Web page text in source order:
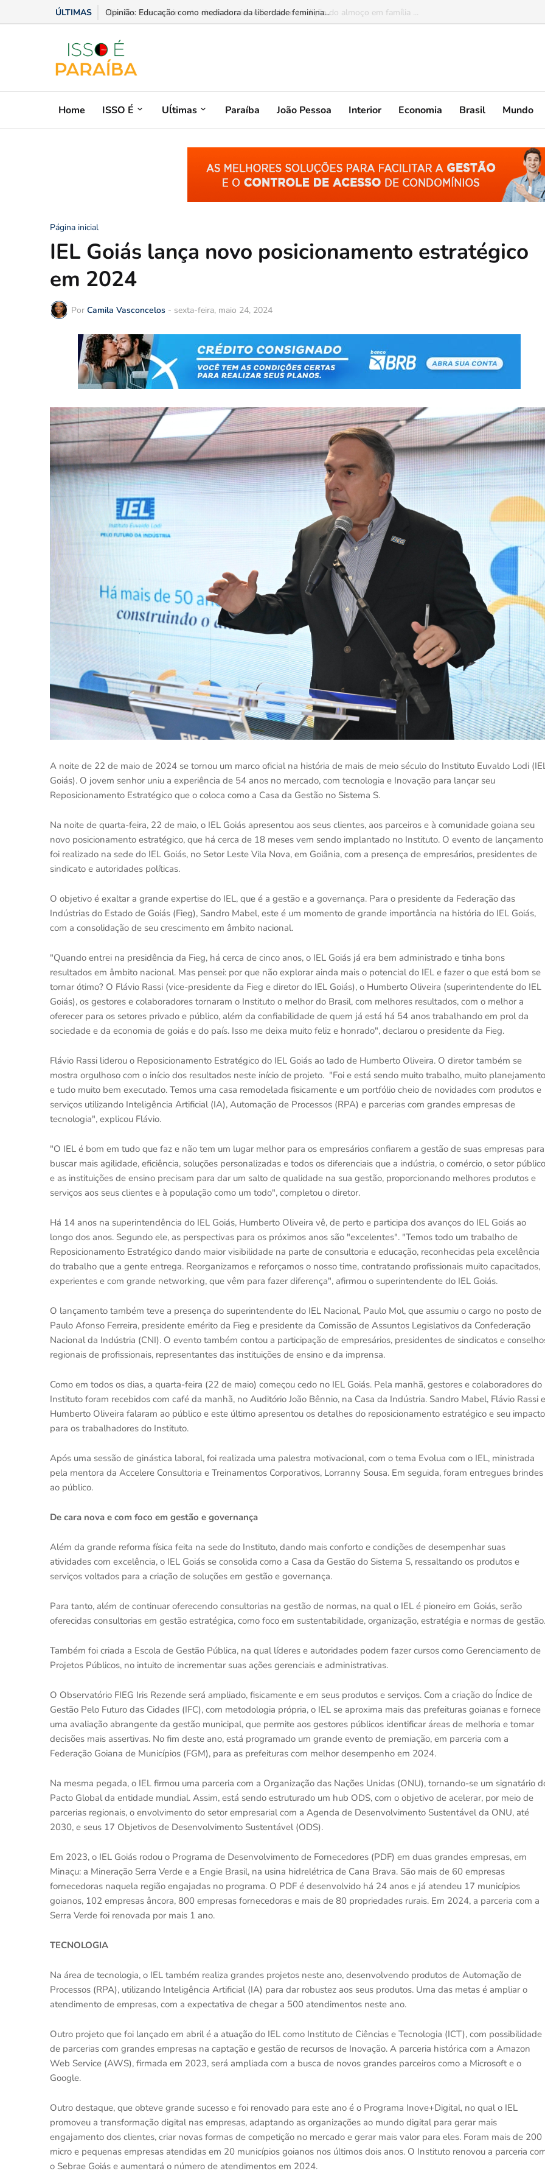
ÚLTIMAS Opinião: Educação como mediadora da liberdade feminina...
Home ISSO É Uĺtimas Paraíba João Pessoa Interior Economia Brasil Mundo
Página inicial
IEL Goiás lança novo posicionamento estratégico
em 2024
Por Camila Vasconcelos - sexta-feira, maio 24, 2024
A noite de 22 de maio de 2024 se tornou um marco oficial na história de mais de meio século do Instituto Euvaldo Lodi
Goiás). O jovem senhor uniu a experiência de 54 anos no mercado, com tecnologia e Inovação para lançar seu
Reposicionamento Estratégico que o coloca como a Casa da Gestão no Sistema S.
Na noite de quarta-feira, 22 de maio, o IEL Goiás apresentou aos seus clientes, aos parceiros e à comunidade goiana seu
novo posicionamento estratégico, que há cerca de 18 meses vem sendo implantado no Instituto. O evento de lançamento
foi realizado na sede do IEL Goiás, no Setor Leste Vila Nova, em Goiânia, com a presença de empresários, presidentes de
sindicato e autoridades políticas.
O objetivo é exaltar a grande expertise do IEL, que é a gestão e a governança. Para o presidente da Federação das
Indústrias do Estado de Goiás (Fieg), Sandro Mabel, este é um momento de grande importância na história do IEL Goiás,
com a consolidação de seu crescimento em âmbito nacional.
"Quando entrei na presidência da Fieg, há cerca de cinco anos, o IEL Goiás já era bem administrado e tinha bons
resultados em âmbito nacional. Mas pensei: por que não explorar ainda mais o potencial do IEL e fazer o que está bom se
tornar ótimo? O Flávio Rassi (vice-presidente da Fieg e diretor do IEL Goiás), o Humberto Oliveira (superintendente do IEL
Goiás), os gestores e colaboradores tornaram o Instituto o melhor do Brasil, com melhores resultados, com o melhor a
oferecer para os setores privado e público, além da confiabilidade de quem já está há 54 anos trabalhando em prol da
sociedade e da economia de goiás e do país. Isso me deixa muito feliz e honrado", declarou o presidente da Fieg.
Flávio Rassi liderou o Reposicionamento Estratégico do IEL Goiás ao lado de Humberto Oliveira. O diretor também se
mostra orgulhoso com o início dos resultados neste início de projeto. "Foi e está sendo muito trabalho, muito planejamento
e tudo muito bem executado. Temos uma casa remodelada fisicamente e um portfólio cheio de novidades com produtos e
serviços utilizando Inteligência Artificial (IA), Automação de Processos (RPA) e parcerias com grandes empresas de
tecnologia", explicou Flávio.
"O IEL é bom em tudo que faz e não tem um lugar melhor para os empresários confiarem a gestão de suas empresas para
buscar mais agilidade, eficiência, soluções personalizadas e todos os diferenciais que a indústria, o comércio, o setor público
e as instituições de ensino precisam para dar um salto de qualidade na sua gestão, proporcionando melhores produtos e
serviços aos seus clientes e à população como um todo", completou o diretor.
Há 14 anos na superintendência do IEL Goiás, Humberto Oliveira vê, de perto e participa dos avanços do IEL Goiás ao
longo dos anos. Segundo ele, as perspectivas para os próximos anos são "excelentes". "Temos todo um trabalho de
Reposicionamento Estratégico dando maior visibilidade na parte de consultoria e educação, reconhecidas pela excelência
do trabalho que a gente entrega. Reorganizamos e reforçamos o nosso time, contratando profissionais muito capacitados,
experientes e com grande networking, que vêm para fazer diferença", afirmou o superintendente do IEL Goiás.
O lançamento também teve a presença do superintendente do IEL Nacional, Paulo Mol, que assumiu o cargo no posto de
Paulo Afonso Ferreira, presidente emérito da Fieg e presidente da Comissão de Assuntos Legislativos da Confederação
Nacional da Indústria (CNI). O evento também contou a participação de empresários, presidentes de sindicatos e
regionais de profissionais, representantes das instituições de ensino e da imprensa.
Como em todos os dias, a quarta-feira (22 de maio) começou cedo no IEL Goiás. Pela manhã, gestores e colaboradores do
Instituto foram recebidos com café da manhã, no Auditório João Bênnio, na Casa da Indústria. Sandro Mabel, Flávio Rassi e
Humberto Oliveira falaram ao público e este último apresentou os detalhes do reposicionamento estratégico e seu impacto
para os trabalhadores do Instituto.
Após uma sessão de ginástica laboral, foi realizada uma palestra motivacional, com o tema Evolua com o IEL, ministrada
pela mentora da Accelere Consultoria e Treinamentos Corporativos, Lorranny Sousa. Em seguida, foram entregues brindes
ao público.
De cara nova e com foco em gestão e governança
Além da grande reforma física feita na sede do Instituto, dando mais conforto e condições de desempenhar suas
atividades com excelência, o IEL Goiás se consolida como a Casa da Gestão do Sistema S, ressaltando os produtos e
serviços voltados para a criação de soluções em gestão e governança.
Para tanto, além de continuar oferecendo consultorias na gestão de normas, na qual o IEL é pioneiro em Goiás, serão
oferecidas consultorias em gestão estratégica, como foco em sustentabilidade, organização, estratégia e normas de gestão.
Também foi criada a Escola de Gestão Pública, na qual líderes e autoridades podem fazer cursos como Gerenciamento de
Projetos Públicos, no intuito de incrementar suas ações gerenciais e administrativas.
O Observatório FIEG Iris Rezende será ampliado, fisicamente e em seus produtos e serviços. Com a criação do Índice de
Gestão Pelo Futuro das Cidades (IFC), com metodologia própria, o IEL se aproxima mais das prefeituras goianas e fornece
uma avaliação abrangente da gestão municipal, que permite aos gestores públicos identificar áreas de melhoria e tomar
decisões mais assertivas. No fim deste ano, está programado um grande evento de premiação, em parceria com a
Federação Goiana de Municípios (FGM), para as prefeituras com melhor desempenho em 2024.
Na mesma pegada, o IEL firmou uma parceria com a Organização das Nações Unidas (ONU), tornando-se um signatário
Pacto Global da entidade mundial. Assim, está sendo estruturado um hub ODS, com o objetivo de acelerar, por meio de
parcerias regionais, o envolvimento do setor empresarial com a Agenda de Desenvolvimento Sustentável da ONU, até
2030, e seus 17 Objetivos de Desenvolvimento Sustentável (ODS).
Em 2023, o IEL Goiás rodou o Programa de Desenvolvimento de Fornecedores (PDF) em duas grandes empresas, em
Minaçu: a Mineração Serra Verde e a Engie Brasil, na usina hidrelétrica de Cana Brava. São mais de 60 empresas
fornecedoras naquela região engajadas no programa. O PDF é desenvolvido há 24 anos e já atendeu 17 municípios
goianos, 102 empresas âncora, 800 empresas fornecedoras e mais de 80 propriedades rurais. Em 2024, a parceria com a
Serra Verde foi renovada por mais 1 ano.
TECNOLOGIA
Na área de tecnologia, o IEL também realiza grandes projetos neste ano, desenvolvendo produtos de Automação de
Processos (RPA), utilizando Inteligência Artificial (IA) para dar robustez aos seus produtos. Uma das metas é ampliar o
atendimento de empresas, com a expectativa de chegar a 500 atendimentos neste ano.
Outro projeto que foi lançado em abril é a atuação do IEL como Instituto de Ciências e Tecnologia (ICT), com possibilidade
de parcerias com grandes empresas na captação e gestão de recursos de Inovação. A parceria histórica com a Amazon
Web Service (AWS), firmada em 2023, será ampliada com a busca de novos grandes parceiros como a Microsoft e o
Google.
Outro destaque, que obteve grande sucesso e foi renovado para este ano é o Programa Inove+Digital, no qual o IEL
promoveu a transformação digital nas empresas, adaptando as organizações ao mundo digital para gerar mais
engajamento dos clientes, criar novas formas de competição no mercado e gerar mais valor para eles. Foram mais de 200
micro e pequenas empresas atendidas em 20 municípios goianos nos últimos dois anos. O Instituto renovou a parceria
o Sebrae Goiás e aumentará o número de atendimentos em 2024.